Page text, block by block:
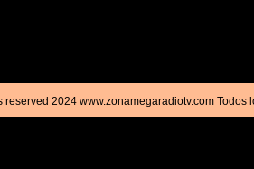
reserved 2024 www.zonamegaradiotv.com